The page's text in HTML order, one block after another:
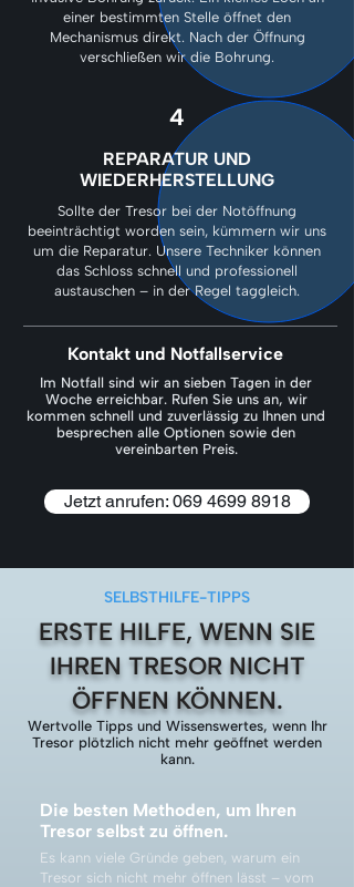
einer bestimmten Stelle öffnet den
Mechanismus direkt. Nach der Öffnung
verschließen wir die Bohrung.
4
REPARATUR UND
WIEDERHERSTELLUNG
Sollte der Tresor bei der Notöffnung
beeinträchtigt worden sein, kümmern wir uns
um die Reparatur. Unsere Techniker können
das Schloss schnell und professionell
austauschen – in der Regel taggleich.
Kontakt und Notfallservice
Im Notfall sind wir an sieben Tagen in der
Woche erreichbar. Rufen Sie uns an, wir
kommen schnell und zuverlässig zu Ihnen und
besprechen alle Optionen sowie den
vereinbarten Preis.
Jetzt anrufen: 069 4699 8918
SELBSTHILFE-TIPPS
ERSTE HILFE, WENN SIE
IHREN TRESOR NICHT
ÖFFNEN KÖNNEN.
Wertvolle Tipps und Wissenswertes, wenn Ihr
Tresor plötzlich nicht mehr geöffnet werden
kann.
Die besten Methoden, um Ihren
Tresor selbst zu öffnen.
Es kann viele Gründe geben, warum ein
Tresor sich nicht mehr öffnen lässt – vom